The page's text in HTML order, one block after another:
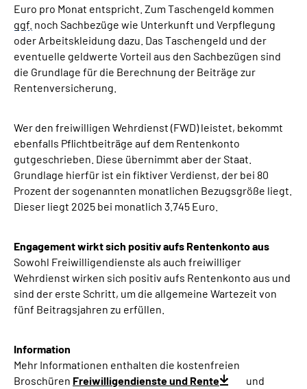
Euro pro Monat entspricht. Zum Taschengeld kommen
ggf. noch Sachbezüge wie Unterkunft und Verpflegung
oder Arbeitskleidung dazu. Das Taschengeld und der
eventuelle geldwerte Vorteil aus den Sachbezügen sind
die Grundlage für die Berechnung der Beiträge zur
Rentenversicherung.
Wer den freiwilligen Wehrdienst (FWD) leistet, bekommt
ebenfalls Pflichtbeiträge auf dem Rentenkonto
gutgeschrieben. Diese übernimmt aber der Staat.
Grundlage hierfür ist ein fiktiver Verdienst, der bei 80
Prozent der sogenannten monatlichen Bezugsgröße liegt.
Dieser liegt 2025 bei monatlich 3.745 Euro.
Engagement wirkt sich positiv aufs Rentenkonto aus
Sowohl Freiwilligendienste als auch freiwilliger
Wehrdienst wirken sich positiv aufs Rentenkonto aus und
sind der erste Schritt, um die allgemeine Wartezeit von
fünf Beitragsjahren zu erfüllen.
Information
Mehr Informationen enthalten die kostenfreien
Broschüren Freiwilligendienste und Rente
und